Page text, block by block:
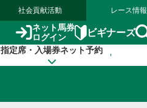
社会貢献活動 レース情報
ネット馬券
ログイン
ビギナーズ
指定席・入場券ネット予約